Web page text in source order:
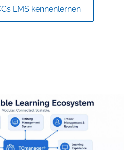
LMS kennenlernen